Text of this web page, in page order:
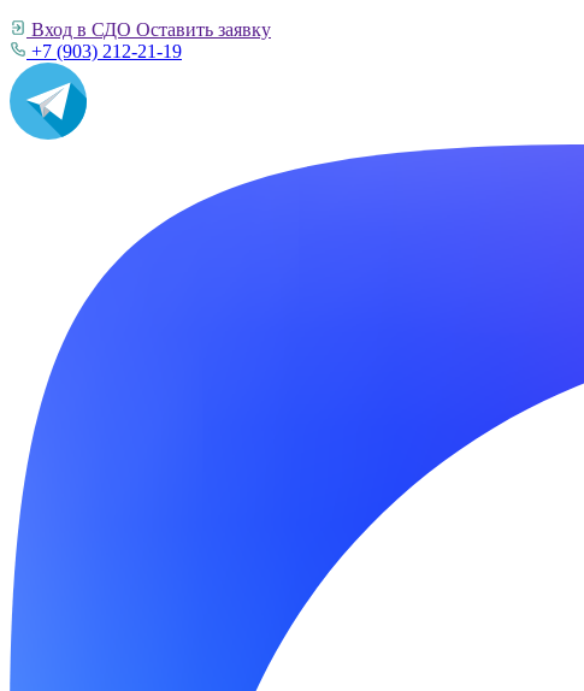
Вход в СДО Оставить заявку
+7 (903) 212-21-19